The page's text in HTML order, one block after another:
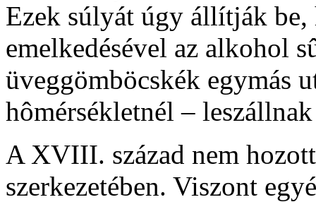
Ezek súlyát úgy állítják
emelkedésével az alkohol
üveggömböcskék egymás
hômérsékletnél –
A XVIII. század nem
szerkezetében. Viszont